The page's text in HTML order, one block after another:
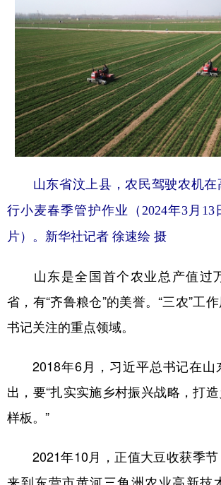
Deutsch Português
山东省汶上县，农民驾驶农机
行小麦春季管护作业（2024年3月13
片）。新华社记者 徐速绘 摄
山东是全国首个农业总产值过
省，有“齐鲁粮仓”的美誉。“三农”工
书记关注的重点领域。
2018年6月，习近平总书记在山
出，要“扎实实施乡村振兴战略，打
样板。”
2021年10月，正值大豆收获季节
来到东营市黄河三角洲农业高新技